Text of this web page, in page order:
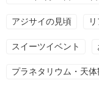
アジサイの見頃
スイーツイベント
プラネタリウム・天体